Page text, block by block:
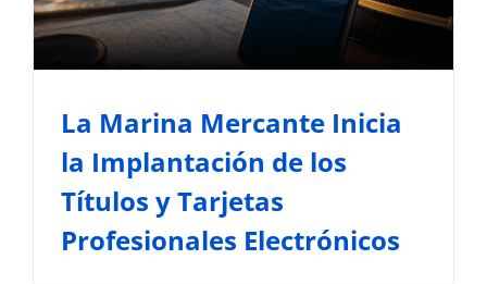
Electrónicos
Noticias del Sector Marítimo
Normativa y Gestión
Marítima
La Marina Mercante Inicia
la Implantación de los
Títulos y Tarjetas
Profesionales Electrónicos